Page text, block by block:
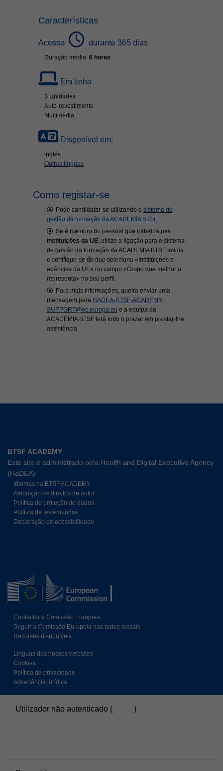
Características
Acesso durante 365 dias
Duração média: 6 horas
Em linha
3 Unidades
Auto-revestimento
Multimédia
Disponível em:
inglês
Outras línguas
Como registar-se
Pode candidatar-se utilizando o sistema de
gestão da formação da ACADEMIA BTSF.
Se é membro do pessoal que trabalha nas
instituições da UE, utilize a ligação para o sistema
de gestão da formação da ACADEMIA BTSF acima
e certifique-se de que seleciona «Instituições e
agências da UE» no campo «Grupo que melhor o
representa» no seu perfil.
Para mais informações, queira enviar uma
mensagem para HADEA-BTSF-ACADEMY-
SUPPORT@ec.europa.eu e a equipa da
ACADEMIA BTSF terá todo o prazer em prestar-lhe
assistência.
BTSF ACADEMY
Este site é administrado pela Health and Digital Executive Agency
(HaDEA)
Idiomas na BTSF ACADEMY
Atribuição de direitos de autor
Política de proteção de dados
Política de testemunhos
Declaração de acessibilidade
Contactar a Comissão Europeia
Seguir a Comissão Europeia nas redes sociais
Recursos disponíveis
Línguas dos nossos websites
Cookies
Política de privacidade
Advertência jurídica
Utilizador não autenticado (
)